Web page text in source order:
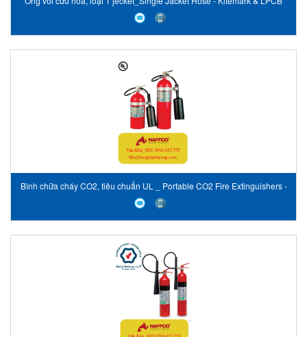
Approved, Type 2
Bình chữa cháy CO2, tiêu chuẩn UL _ Portable CO2 Fire Extinguishers -
UL Listed